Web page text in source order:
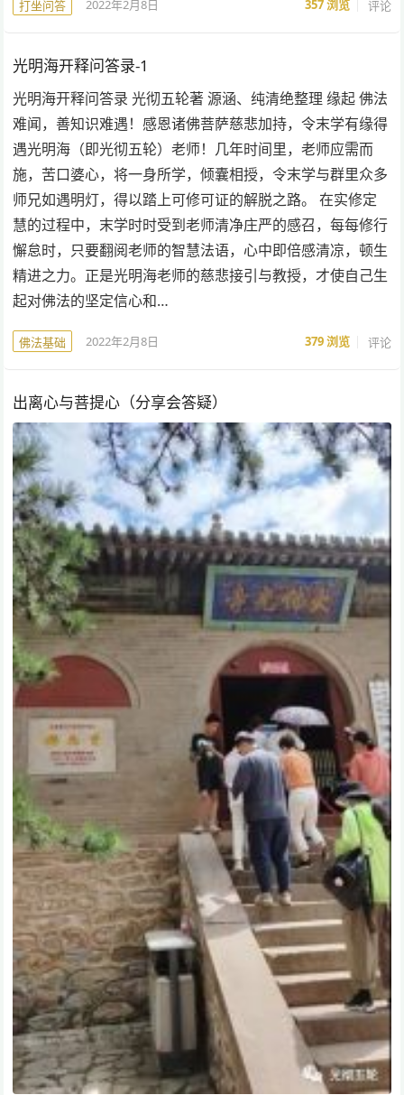
打坐问答 2022年2月8日 357浏览 评论
光明海开释问答录-1
光明海开释问答录 光彻五轮著 源涵、纯清绝整理 缘起 佛法
难闻，善知识难遇！感恩诸佛菩萨慈悲加持，令末学有缘得
遇光明海（即光彻五轮）老师！几年时间里，老师应需而
施，苦口婆心，将一身所学，倾囊相授，令末学与群里众多
师兄如遇明灯，得以踏上可修可证的解脱之路。 在实修定
慧的过程中，末学时时受到老师清净庄严的感召，每每修行
懈怠时，只要翻阅老师的智慧法语，心中即倍感清凉，顿生
精进之力。正是光明海老师的慈悲接引与教授，才使自己生
起对佛法的坚定信心和…
佛法基础 2022年2月8日 379浏览 评论
出离心与菩提心（分享会答疑）